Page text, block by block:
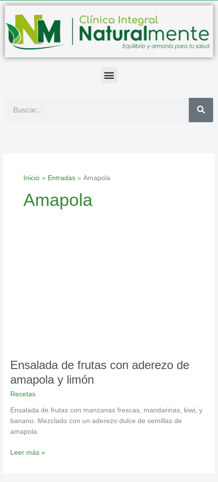
contenido
Inicio Entradas Amapola
Amapola
Ensalada de frutas con aderezo de
amapola y limón
Recetas
Ensalada de frutas con manzanas frescas, mandarinas, kiwi, y
banano. Mezclado con un aderezo dulce de semillas de
amapola.
Leer más »